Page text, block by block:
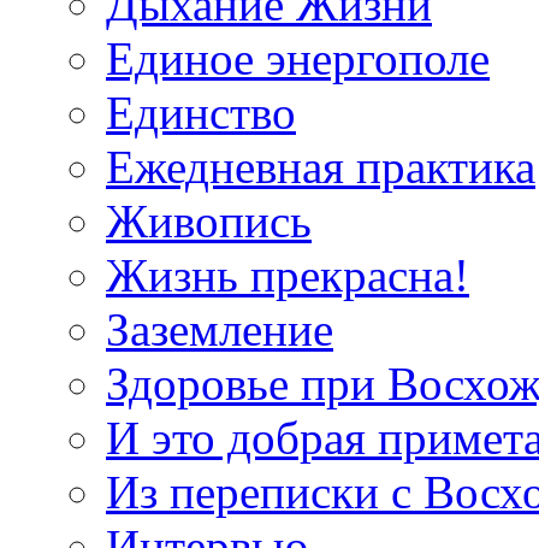
Единое энергополе
Единство
Ежедневная практика
Живопись
Жизнь прекрасна!
Заземление
Здоровье при
И это добрая
Из переписки с